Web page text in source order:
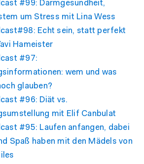
#99: Darmgesundheit,
um Stress mit Lina Wess
Echt sein, statt perfekt
Hameister
#97:
wem und was
glauben?
#96: Diät vs.
mit Elif Canbulat
#95: Laufen anfangen, dabei
Spaß haben mit den Mädels von